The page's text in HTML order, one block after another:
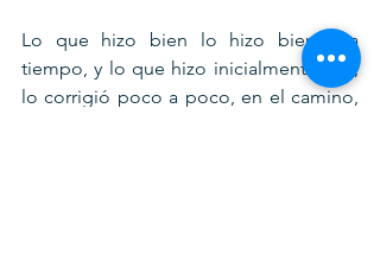
Lo que hizo bien lo hizo bien y a
tiempo, y lo que hizo inicialmente mal,
lo corrigió poco a poco, en el camino,